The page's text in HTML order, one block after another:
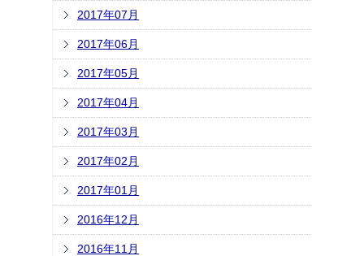
2017年07月
2017年06月
2017年05月
2017年04月
2017年03月
2017年02月
2017年01月
2016年12月
2016年11月